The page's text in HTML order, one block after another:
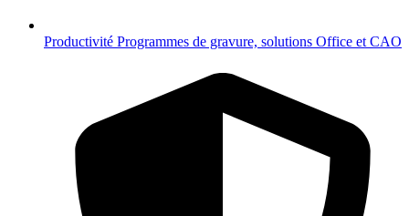
Productivité Programmes de gravure, solutions Office et CAO